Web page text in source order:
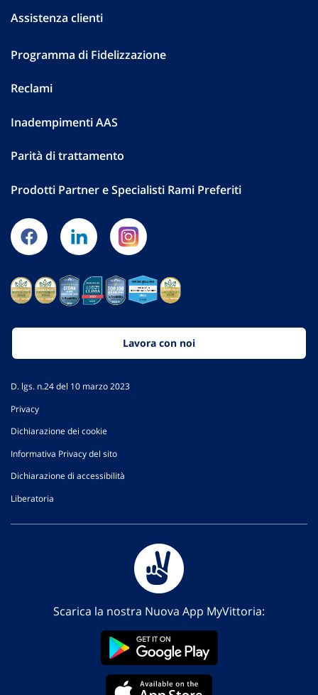
Assistenza clienti
Programma di Fidelizzazione
Reclami
Inadempimenti AAS
Parità di trattamento
Prodotti Partner e Specialisti Rami Preferiti
Lavora con noi
D. lgs. n.24 del 10 marzo 2023
Privacy
Dichiarazione dei cookie
Informativa Privacy del sito
Dichiarazione di accessibilità
Liberatoria
Scarica la nostra Nuova App MyVittoria: